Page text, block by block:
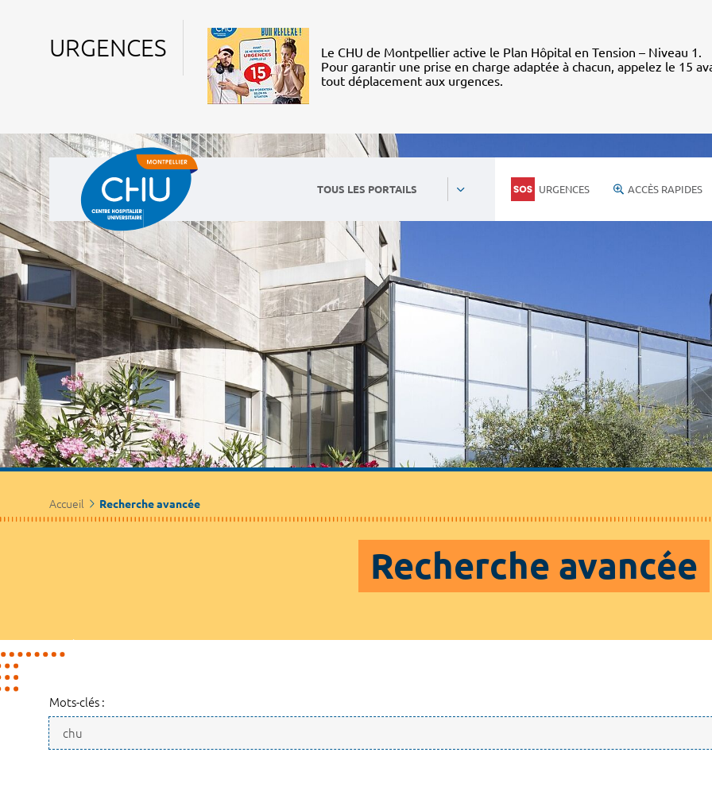
URGENCES
Le CHU de Montpellier active le Plan Hôpital en Tension – Niveau 1.
Pour garantir une prise en charge adaptée à chacun, appelez le 15
tout déplacement aux urgences.
TOUS LES PORTAILS URGENCES ACCÈS RAPIDES
Accueil Recherche avancée
Recherche avancée
Mots-clés :